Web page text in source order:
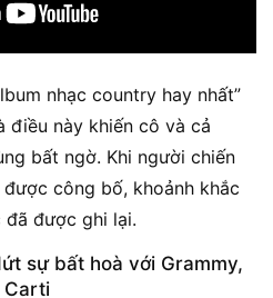
nhạc country hay nhất”
điều này khiến cô và cả
bất ngờ. Khi người chiến
công bố, khoảnh khắc
đã được ghi lại.
sự bất hoà với Grammy,
Carti